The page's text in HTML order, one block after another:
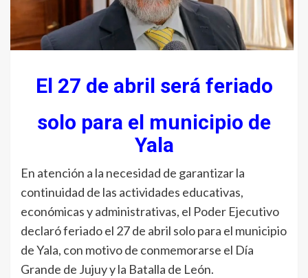
El 27 de abril será feriado
solo para el municipio de
Yala
En atención a la necesidad de garantizar la
continuidad de las actividades educativas,
económicas y administrativas, el Poder Ejecutivo
declaró feriado el 27 de abril solo para el municipio
de Yala, con motivo de conmemorarse el Día
Grande de Jujuy y la Batalla de León.